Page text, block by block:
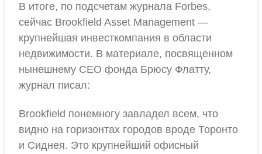
В итоге, по подсчетам журнала Forbes,
сейчас Brookfield Asset Management —
крупнейшая инвесткомпания в области
недвижимости. В материале, посвященном
нынешнему CEO фонда Брюсу Флатту,
журнал писал:
Brookfield понемногу завладел всем, что
видно на горизонтах городов вроде Торонто
и Сиднея. Это крупнейший офисный